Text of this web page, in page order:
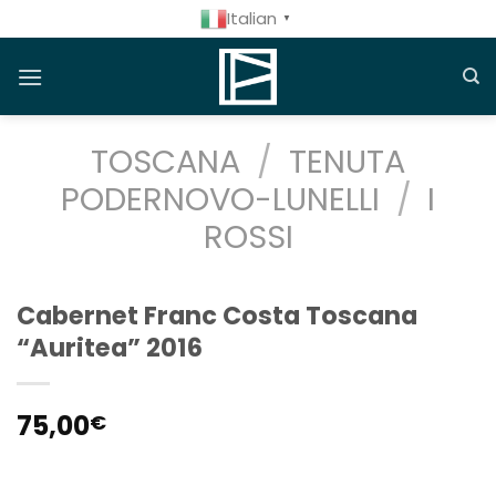
ai
contenuti
Italian ▼
TOSCANA / TENUTA
PODERNOVO-LUNELLI / I
ROSSI
Cabernet Franc Costa Toscana
“Auritea” 2016
75,00€